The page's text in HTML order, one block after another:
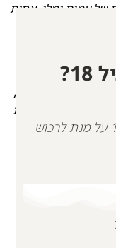
בכל מקום
לב פתוח, עצה
אהבה לרקוד,
לסייע למי
שלה עם עצמה היא
לנצל כל רגע ולחיות
בפסטיבל הנובה
מי שיטעם ממנו,
שהיו לה.
על פי חוק, עליך להיות מעל גיל 18 על מנת לרכוש